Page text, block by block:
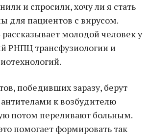
и спросили, хочу ли я стать
для пациентов с вирусом.
рассказывает молодой человек у
РНПЦ трансфузиологии и
победивших заразу, берут
к возбудителю
потом переливают больным.
помогает формировать так